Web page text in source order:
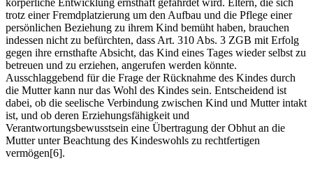
körperliche Entwicklung ernsthaft gefährdet wird. Eltern, die sich
trotz einer Fremdplatzierung um den Aufbau und die Pflege einer
persönlichen Beziehung zu ihrem Kind bemüht haben, brauchen
indessen nicht zu befürchten, dass Art. 310 Abs. 3 ZGB mit Erfolg
gegen ihre ernsthafte Absicht, das Kind eines Tages wieder selbst zu
betreuen und zu erziehen, angerufen werden könnte.
Ausschlaggebend für die Frage der Rücknahme des Kindes durch
die Mutter kann nur das Wohl des Kindes sein. Entscheidend ist
dabei, ob die seelische Verbindung zwischen Kind und Mutter intakt
ist, und ob deren Erziehungsfähigkeit und
Verantwortungsbewusstsein eine Übertragung der Obhut an die
Mutter unter Beachtung des Kindeswohls zu rechtfertigen
vermögen[6].